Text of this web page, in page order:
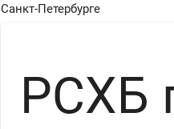
Санкт-Петербурге
РСХБ